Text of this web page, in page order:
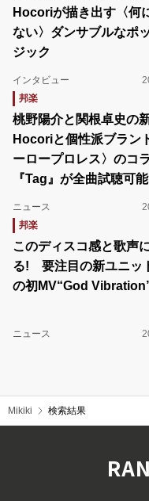
Hocoriが描き出す〈何
ない〉ダンサブルなポ
ジック
インタビュー
邦楽
桃野陽介と関根卓史の
Hocoriと個性派ブラン
ーロープロレス〉のコ
『Tag』が全曲試聴可
ニュース
邦楽
このディスコ感と歌声
る! 要注目の新ユニッ
の初MV“God
ニュース
Mikiki 検索結果